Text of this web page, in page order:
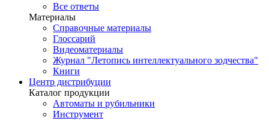
Все ответы
Материалы
Справочные материалы
Глоссарий
Видеоматериалы
Журнал "Летопись интеллектуального зодчества"
Книги
Центр дистрибуции
Каталог продукции
Автоматы и рубильники
Инструмент